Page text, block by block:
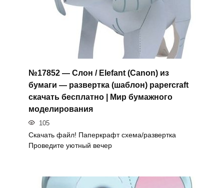
№17852 — Слон / Elefant (Canon) из
бумаги — развертка (шаблон) papercraft
скачать бесплатно | Мир бумажного
моделирования
105
Скачать файл! Паперкрафт схема/развертка
Проведите уютный вечер